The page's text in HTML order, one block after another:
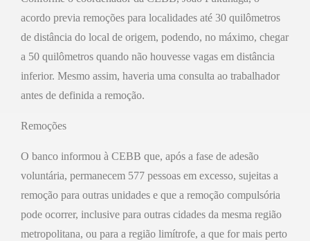
acordo previa remoções para localidades até 30 quilômetros
de distância do local de origem, podendo, no máximo, chegar
a 50 quilômetros quando não houvesse vagas em distância
inferior. Mesmo assim, haveria uma consulta ao trabalhador
antes de definida a remoção.
Remoções
O banco informou à CEBB que, após a fase de adesão
voluntária, permanecem 577 pessoas em excesso, sujeitas a
remoção para outras unidades e que a remoção compulsória
pode ocorrer, inclusive para outras cidades da mesma região
metropolitana, ou para a região limítrofe, a que for mais perto